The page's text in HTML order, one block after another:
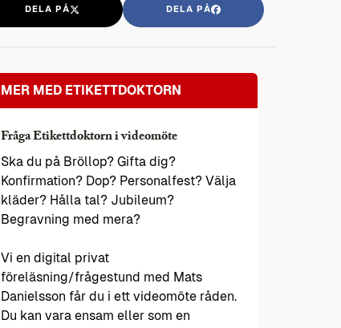
DELA PÅ DELA PÅ
MER MED ETIKETTDOKTORN
Fråga Etikettdoktorn i videomöte
Ska du på Bröllop? Gifta dig?
Konfirmation? Dop? Personalfest? Välja
kläder? Hålla tal? Jubileum?
Begravning med mera?
Vi en digital privat
föreläsning/frågestund med Mats
Danielsson får du i ett videomöte råden.
Du kan vara ensam eller som en